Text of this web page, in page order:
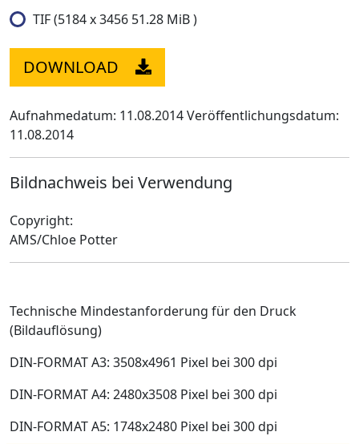
TIF (5184 x 3456 51.28 MiB )
DOWNLOAD
Aufnahmedatum: 11.08.2014Veröffentlichungsdatum:
11.08.2014
Bildnachweis bei Verwendung
Copyright:
AMS/Chloe Potter
Technische Mindestanforderung für den Druck
(Bildauflösung)
DIN-FORMAT A3: 3508x4961 Pixel bei 300 dpi
DIN-FORMAT A4: 2480x3508 Pixel bei 300 dpi
DIN-FORMAT A5: 1748x2480 Pixel bei 300 dpi